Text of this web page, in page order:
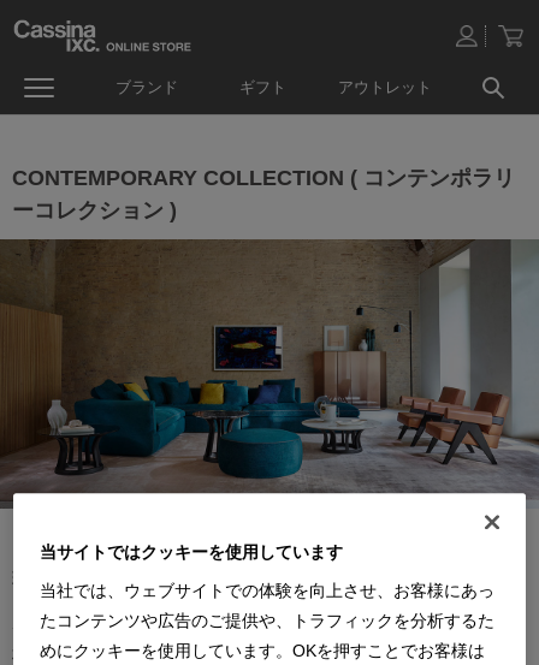
ブランド ギフト アウトレット
CONTEMPORARY COLLECTION ( コンテンポラリ
ーコレクション )
現代を代表する建築家やデザイナーとのコラボレーションによるコ
レクション。
デザイナーの創造性はもとより、そのデザインを支える職人技や素
材のクオリティがなければ、決して実現しないラインナップです。
当サイトではクッキーを使用しています
当社では、ウェブサイトでの体験を向上させ、お客様にあっ
たコンテンツや広告のご提供や、トラフィックを分析するた
めにクッキーを使用しています。OKを押すことでお客様は